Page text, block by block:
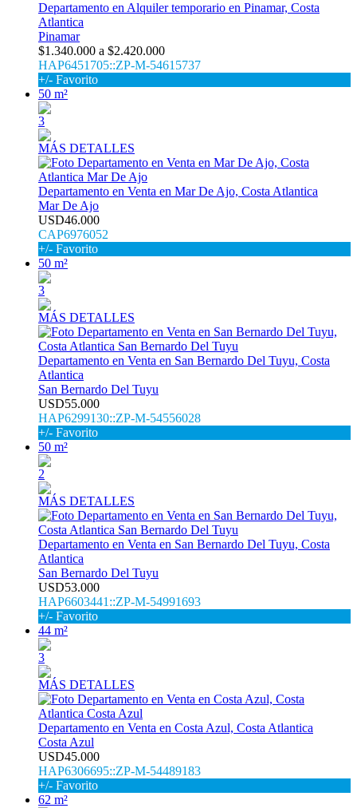
Departamento en Alquiler temporario en Pinamar, Costa
Atlantica
Pinamar
$1.340.000 a $2.420.000
HAP6451705::ZP-M-54615737
+/- Favorito
50 m²
3
MÁS DETALLES
Departamento en Venta en Mar De Ajo, Costa Atlantica
Mar De Ajo
USD46.000
CAP6976052
+/- Favorito
50 m²
3
MÁS DETALLES
Departamento en Venta en San Bernardo Del Tuyu, Costa
Atlantica
San Bernardo Del Tuyu
USD55.000
HAP6299130::ZP-M-54556028
+/- Favorito
50 m²
2
MÁS DETALLES
Departamento en Venta en San Bernardo Del Tuyu, Costa
Atlantica
San Bernardo Del Tuyu
USD53.000
HAP6603441::ZP-M-54991693
+/- Favorito
44 m²
3
MÁS DETALLES
Departamento en Venta en Costa Azul, Costa Atlantica
Costa Azul
USD45.000
HAP6306695::ZP-M-54489183
+/- Favorito
62 m²